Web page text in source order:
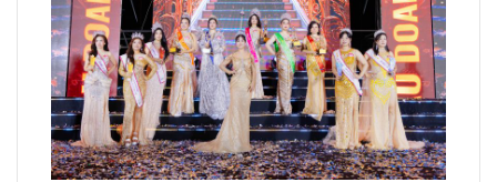
m
a
t
e
d
r
a
d
t
i